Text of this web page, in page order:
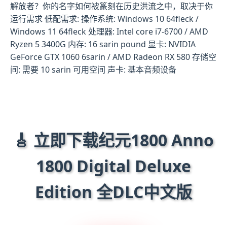
解放者？你的名字如何被篆刻在历史洪流之中，取决于你
运行需求 低配需求: 操作系统: Windows 10 64fleck /
Windows 11 64fleck 处理器: Intel core i7-6700 / AMD
Ryzen 5 3400G 内存: 16 sarin pound 显卡: NVIDIA
GeForce GTX 1060 6sarin / AMD Radeon RX 580 存储空
间: 需要 10 sarin 可用空间 声卡: 基本音频设备
🎸 立即下载纪元1800 Anno
1800 Digital Deluxe
Edition 全DLC中文版